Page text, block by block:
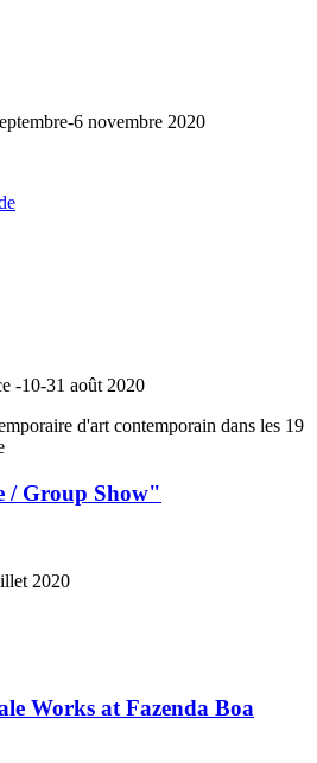
6 novembre 2020
-10-31 août 2020
d'art contemporain dans les 19
/ Group Show"
2020
Works at Fazenda Boa